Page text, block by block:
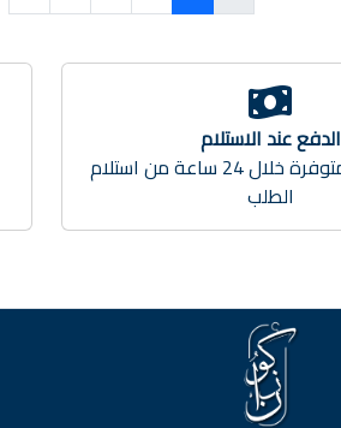
الدفع عند الاستلام
خدمة التبديل متوفرة خلال 24 ساعة من استلام
الطلب